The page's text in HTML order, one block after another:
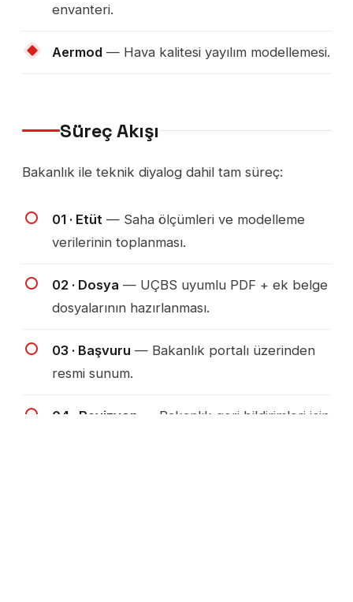
envanteri.
Aermod — Hava kalitesi yayılım modellemesi.
Süreç Akışı
Bakanlık ile teknik diyalog dahil tam süreç:
01 · Etüt — Saha ölçümleri ve modelleme
verilerinin toplanması.
02 · Dosya — UÇBS uyumlu PDF + ek belge
dosyalarının hazırlanması.
03 · Başvuru — Bakanlık portalı üzerinden
resmi sunum.
04 · Revizyon — Bakanlık geri bildirimleri için